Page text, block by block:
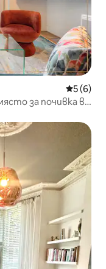
Средна
5 (6)
за почивка в